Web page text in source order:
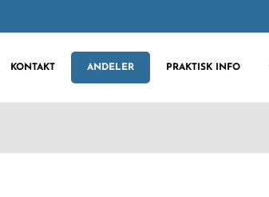
KONTAKT ANDELER PRAKTISK INFO